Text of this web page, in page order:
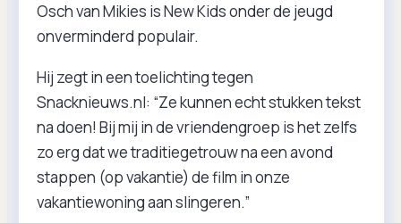
Osch van Mikies is New Kids onder de jeugd
onverminderd populair.
Hij zegt in een toelichting tegen
Snacknieuws.nl: “Ze kunnen echt stukken tekst
na doen! Bij mij in de vriendengroep is het zelfs
zo erg dat we traditiegetrouw na een avond
stappen (op vakantie) de film in onze
vakantiewoning aan slingeren.”